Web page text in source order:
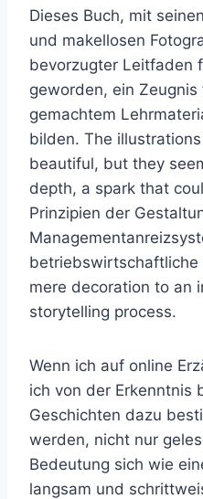
Dieses Buch, mit
und makellosen
bevorzugter Leitfaden
geworden, ein
gemachtem
bilden. The
beautiful, but they
depth, a spark that
Prinzipien der
betriebswirtschaftliche
mere decoration to an
storytelling process.
Wenn ich auf online
ich von der Erkenntnis
Geschichten dazu
werden, nicht nur
Bedeutung sich wie
langsam und